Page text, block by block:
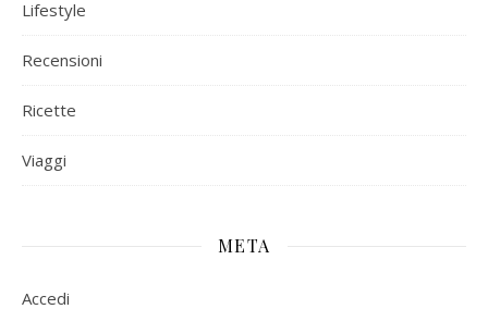
Lifestyle
Recensioni
Ricette
Viaggi
META
Accedi